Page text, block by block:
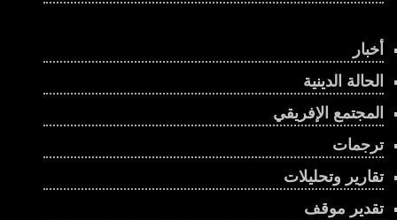
أخبار
الحالة الدينية
المجتمع الإفريقي
ترجمات
تقارير وتحليلات
تقدير موقف